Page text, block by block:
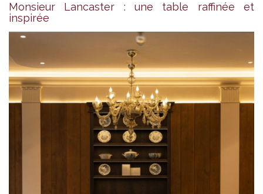
Monsieur Lancaster : une table raffinée et
inspirée